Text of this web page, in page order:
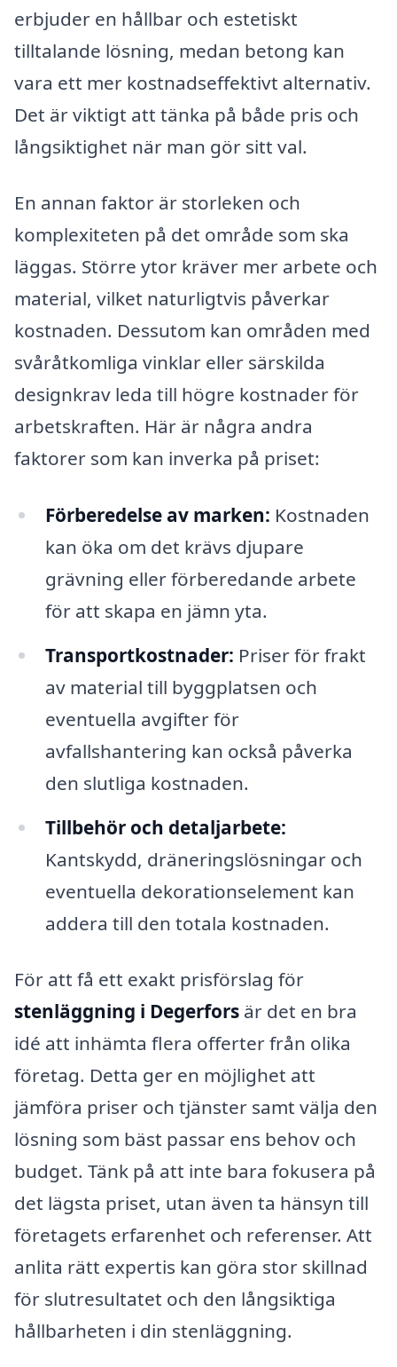
erbjuder en hållbar och estetiskt
tilltalande lösning, medan betong kan
vara ett mer kostnadseffektivt alternativ.
Det är viktigt att tänka på både pris och
långsiktighet när man gör sitt val.
En annan faktor är storleken och
komplexiteten på det område som ska
läggas. Större ytor kräver mer arbete och
material, vilket naturligtvis påverkar
kostnaden. Dessutom kan områden med
svåråtkomliga vinklar eller särskilda
designkrav leda till högre kostnader för
arbetskraften. Här är några andra
faktorer som kan inverka på priset:
Förberedelse av marken: Kostnaden
kan öka om det krävs djupare
grävning eller förberedande arbete
för att skapa en jämn yta.
Transportkostnader: Priser för frakt
av material till byggplatsen och
eventuella avgifter för
avfallshantering kan också påverka
den slutliga kostnaden.
Tillbehör och detaljarbete:
Kantskydd, dräneringslösningar och
eventuella dekorationselement kan
addera till den totala kostnaden.
För att få ett exakt prisförslag för
stenläggning i Degerfors är det en bra
idé att inhämta flera offerter från olika
företag. Detta ger en möjlighet att
jämföra priser och tjänster samt välja den
lösning som bäst passar ens behov och
budget. Tänk på att inte bara fokusera på
det lägsta priset, utan även ta hänsyn till
företagets erfarenhet och referenser. Att
anlita rätt expertis kan göra stor skillnad
för slutresultatet och den långsiktiga
hållbarheten i din stenläggning.